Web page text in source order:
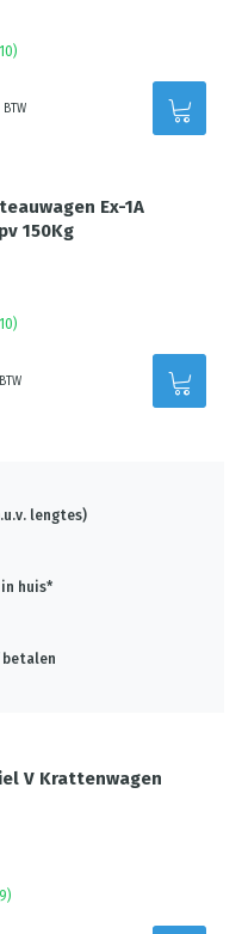
10)
Ex-1A
150Kg
10)
lengtes)
huis*
V Krattenwagen
9)